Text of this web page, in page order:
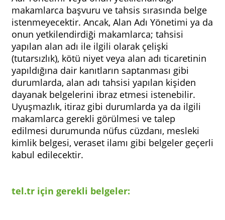
makamlarca başvuru ve tahsis sırasında belge
istenmeyecektir. Ancak, Alan Adı Yönetimi ya da
onun yetkilendirdiği makamlarca; tahsisi
yapılan alan adı ile ilgili olarak çelişki
(tutarsızlık), kötü niyet veya alan adı ticaretinin
yapıldığına dair kanıtların saptanması gibi
durumlarda, alan adı tahsisi yapılan kişiden
dayanak belgelerini ibraz etmesi istenebilir.
Uyuşmazlık, itiraz gibi durumlarda ya da ilgili
makamlarca gerekli görülmesi ve talep
edilmesi durumunda nüfus cüzdanı, mesleki
kimlik belgesi, veraset ilamı gibi belgeler geçerli
kabul edilecektir.
tel.tr için gerekli belgeler: